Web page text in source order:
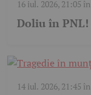
16 iul. 2026, 21:05 în
Doliu în
14 iul. 2026, 21:45 în